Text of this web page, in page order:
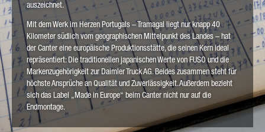
auszeichnet.
Mit dem Werk im Herzen Portugals – Tramagal liegt nur knapp 40
Kilometer südlich vom geographischen Mittelpunkt des Landes – hat
der Canter eine europäische Produktionsstätte, die seinen Kern ideal
repräsentiert: Die traditionellen japanischen Werte von FUSO und die
Markenzugehörigkeit zur Daimler Truck AG. Beides zusammen steht für
höchste Ansprüche an Qualität und Zuverlässigkeit. Außerdem bezieht
sich das Label „Made in Europe“ beim Canter nicht nur auf die
Endmontage.